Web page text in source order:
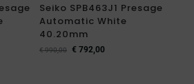
Seiko SPB463J1 Presage
Automatic White
40.20mm
€990,00 € 792,00